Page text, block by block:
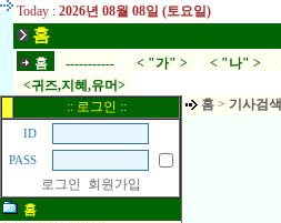
Today : 2026년 08월 08일 (토요일)
홈
홈 ----------- < "가" > < "나" >
<귀즈,지혜,유머>
:: 로그인 ::
ID
PASS
로그인
회원가입
홈
홈 > 기사검색